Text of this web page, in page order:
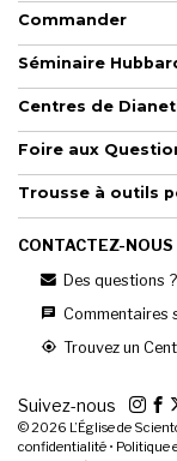
Commander
Séminaire
Centres de
Foire aux
Trousse à outils
CONTACTEZ-NOUS
Des questions
Commentaires
Trouvez un
Suivez-nous
© 2026 L’Église de
confidentialité • Politique